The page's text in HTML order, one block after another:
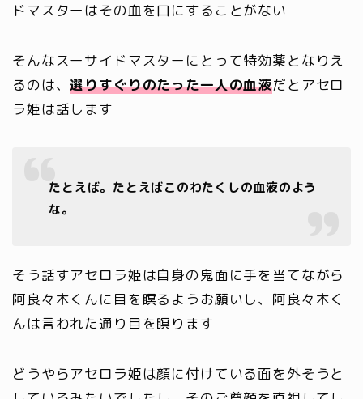
ドマスターはその血を口にすることがない
そんなスーサイドマスターにとって特効薬となりえ
るのは、選りすぐりのたった一人の血液だとアセロ
ラ姫は話します
たとえば。たとえばこのわたくしの血液のよう
な。
そう話すアセロラ姫は自身の鬼面に手を当てながら
阿良々木くんに目を瞑るようお願いし、阿良々木く
んは言われた通り目を瞑ります
どうやらアセロラ姫は顔に付けている面を外そうと